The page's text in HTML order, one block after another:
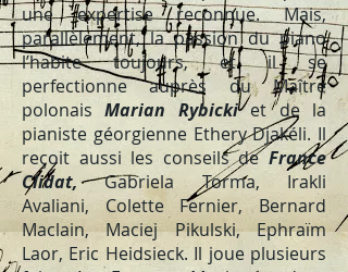
une expertise reconnue. Mais,
parallèlement, la passion du piano
l’habite toujours, et il se
perfectionne auprès du Maître
polonaisMarian Rybickiet de la
pianiste géorgienne Ethery Djakéli. Il
reçoit aussi les conseils deFrance
Clidat,Gabriela Torma, Irakli
Avaliani, Colette Fernier, Bernard
Maclain, Maciej Pikulski, Ephraïm
Laor, Eric Heidsieck. Il joue plusieurs